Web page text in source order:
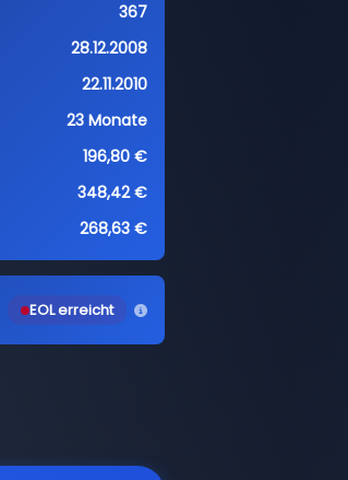
367
28.12.2008
22.11.2010
23 Monate
196,80 €
348,42 €
268,63 €
EOL erreicht